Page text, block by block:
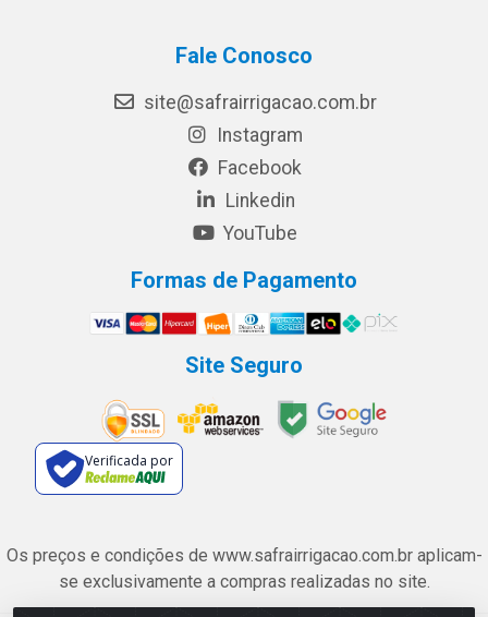
Fale Conosco
site@safrairrigacao.com.br
Instagram
Facebook
Linkedin
YouTube
Formas de Pagamento
Site Seguro
Verificada por
Os preços e condições de www.safrairrigacao.com.br aplicam-
se exclusivamente a compras realizadas no site.